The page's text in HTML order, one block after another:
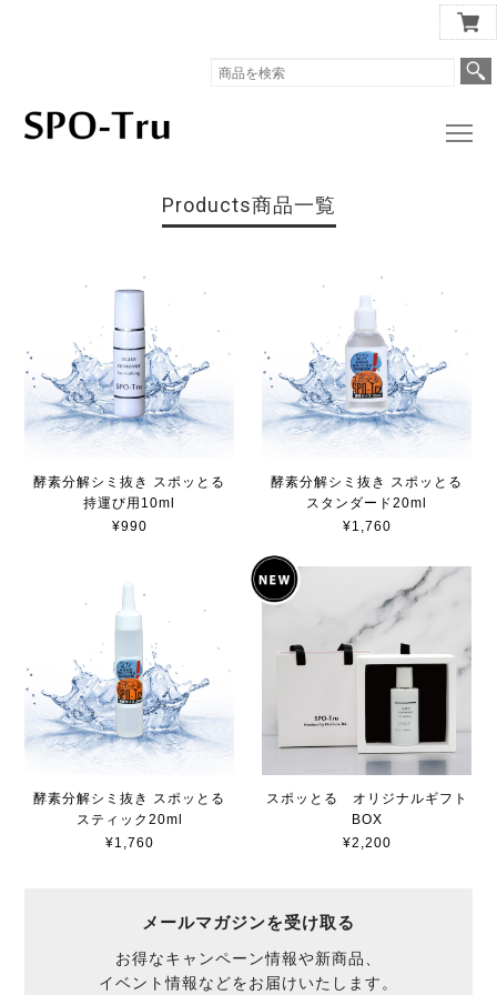
Products商品一覧
酵素分解シミ抜き スポッとる
持運び用10ml
¥990
酵素分解シミ抜き スポッとる
スタンダード20ml
¥1,760
酵素分解シミ抜き スポッとる
スティック20ml
¥1,760
スポッとる オリジナルギフト
BOX
¥2,200
メールマガジンを受け取る
お得なキャンペーン情報や新商品、
イベント情報などをお届けいたします。